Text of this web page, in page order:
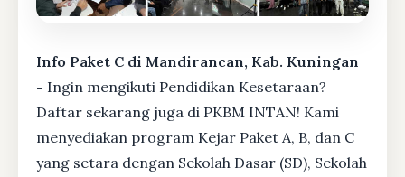
Info Paket C di Mandirancan, Kab. Kuningan
- Ingin mengikuti Pendidikan Kesetaraan?
Daftar sekarang juga di PKBM INTAN! Kami
menyediakan program Kejar Paket A, B, dan C
yang setara dengan Sekolah Dasar (SD), Sekolah